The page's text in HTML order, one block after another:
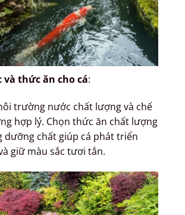
và thức ăn cho cá:
trường nước chất lượng và chế
hợp lý. Chọn thức ăn chất lượng
dưỡng chất giúp cá phát triển
giữ màu sắc tươi tắn.